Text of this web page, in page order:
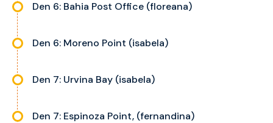
Den 6: Bahia Post Office (floreana)
Den 6: Moreno Point (isabela)
Den 7: Urvina Bay (isabela)
Den 7: Espinoza Point, (fernandina)